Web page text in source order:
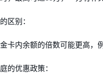
区别：
卡内余额的倍数可能更高，
的优惠政策：